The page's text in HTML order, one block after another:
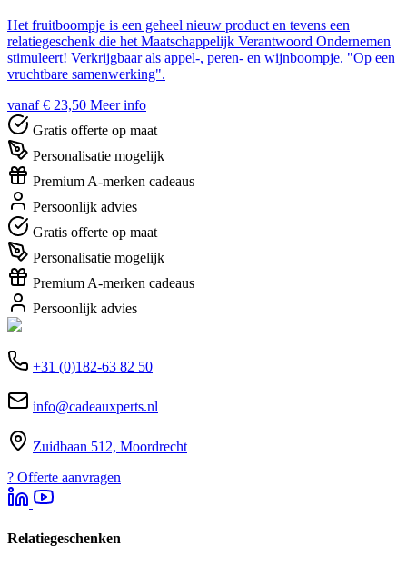
Het fruitboompje is een geheel nieuw product en tevens een
relatiegeschenk die het Maatschappelijk Verantwoord Ondernemen
stimuleert! Verkrijgbaar als appel-, peren- en wijnboompje. "Op een
vruchtbare samenwerking".
vanaf € 23,50 Meer info
Gratis offerte op maat
Personalisatie mogelijk
Premium A-merken cadeaus
Persoonlijk advies
Gratis offerte op maat
Personalisatie mogelijk
Premium A-merken cadeaus
Persoonlijk advies
+31 (0)182-63 82 50
info@cadeauxperts.nl
Zuidbaan 512, Moordrecht
? Offerte aanvragen
Relatiegeschenken